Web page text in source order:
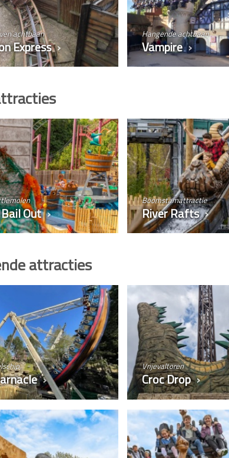
achtbaan
Express
Hangende achtbaan
Vampire
Out
Boomstamattractie
River Rafts
attracties
Vrijevaltoren
Croc Drop